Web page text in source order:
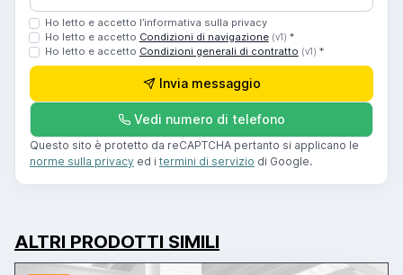
Ho letto e accetto l’informativa sulla privacy
Ho letto e accetto Condizioni di navigazione (v1) *
Ho letto e accetto Condizioni generali di contratto (v1) *
Invia messaggio
Vedi numero di telefono
Questo sito è protetto da reCAPTCHA pertanto si applicano le
norme sulla privacy ed i termini di servizio di Google.
ALTRI PRODOTTI SIMILI